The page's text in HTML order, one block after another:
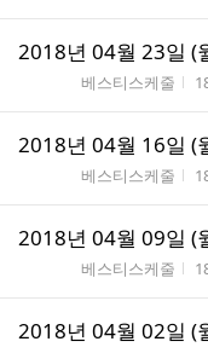
2018년 04월 23일 (
베스티스케줄
2018년 04월 16일 (
베스티스케줄
2018년 04월 09일 (
베스티스케줄
2018년 04월 02일 (